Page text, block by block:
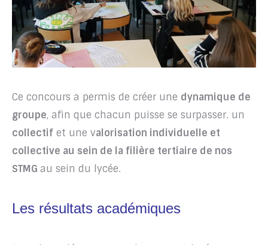
Ce concours a permis de créer une dynamique de
groupe, afin que chacun puisse se surpasser. un
collectif et une valorisation individuelle et
collective au sein de la filière tertiaire de nos
STMG au sein du lycée.
Les résultats académiques